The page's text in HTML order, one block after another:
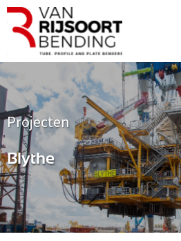
Projecten
Blythe